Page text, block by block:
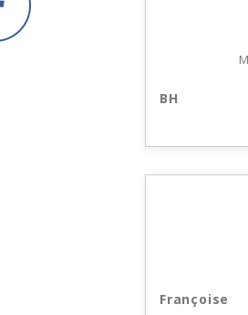
BH
Françoise